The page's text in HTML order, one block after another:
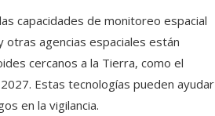
capacidades de monitoreo espacial
otras agencias espaciales están
cercanos a la Tierra, como el
Estas tecnologías pueden ayudar
en la vigilancia.